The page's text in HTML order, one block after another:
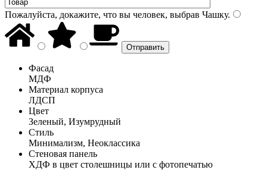
Пожалуйста, докажите, что вы человек, выбрав Чашку.
Фасад
МДФ
Материал корпуса
ЛДСП
Цвет
Зеленый, Изумрудный
Стиль
Минимализм, Неоклассика
Стеновая панель
ХДФ в цвет столешницы или с фотопечатью